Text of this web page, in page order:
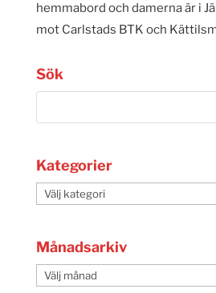
hemmabord och damerna är i
mot Carlstads BTK och
Sök
Kategorier
Kategorier
Månadsarkiv
Månadsarkiv